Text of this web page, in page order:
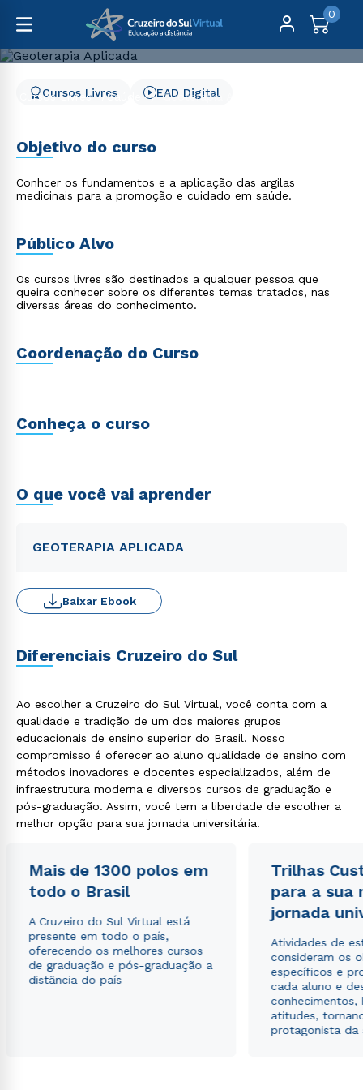
0
Cursos Livres Saúde Geoterapia Aplicada
Cursos Livres EAD Digital
Objetivo do curso
Conhcer os fundamentos e a aplicação das argilas
medicinais para a promoção e cuidado em saúde.
Público Alvo
Os cursos livres são destinados a qualquer pessoa que
queira conhecer sobre os diferentes temas tratados, nas
diversas áreas do conhecimento.
Coordenação do Curso
Conheça o curso
O que você vai aprender
GEOTERAPIA APLICADA
Baixar Ebook
Diferenciais Cruzeiro do Sul
Ao escolher a Cruzeiro do Sul Virtual, você conta com a
qualidade e tradição de um dos maiores grupos
educacionais de ensino superior do Brasil. Nosso
compromisso é oferecer ao aluno qualidade de ensino com
métodos inovadores e docentes especializados, além de
infraestrutura moderna e diversos cursos de graduação e
pós-graduação. Assim, você tem a liberdade de escolher a
melhor opção para sua jornada universitária.
Mais de 1300 polos em
todo o Brasil
A Cruzeiro do Sul Virtual está
presente em todo o país,
oferecendo os melhores cursos
de graduação e pós-graduação a
distância do país
Trilhas
para a sua
jornada
Atividades de
consideram os
específicos e
cada aluno e
conhecimentos,
atitudes,
protagonista da